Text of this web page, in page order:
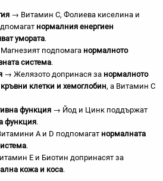
→ Витамин C, Фолиева киселина и
нормалния енергиен
умората.
подпомага нормалното
система.
→ Желязото допринася за нормалното
клетки и хемоглобин, а Витамин C
функция → Йод и Цинк поддържат
функция.
A и D подпомагат нормалната
.
E и Биотин допринасят за
кожа и коса.